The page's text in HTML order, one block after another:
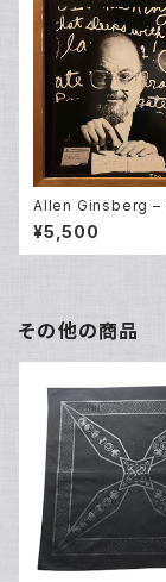
Allen Ginsberg –
For Real (LP)
¥5,500
その他の商品